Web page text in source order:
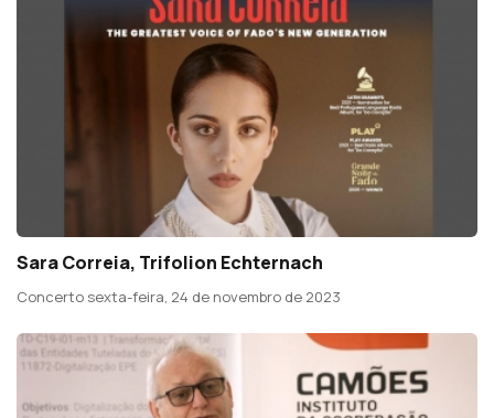
Sara Correia, Trifolion Echternach
Concerto sexta-feira, 24 de novembro de 2023